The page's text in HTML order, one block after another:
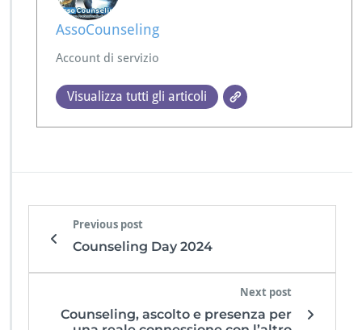
AssoCounseling
Account di servizio
Visualizza tutti gli articoli
Previous post
Counseling Day 2024
Next post
Counseling, ascolto e presenza per